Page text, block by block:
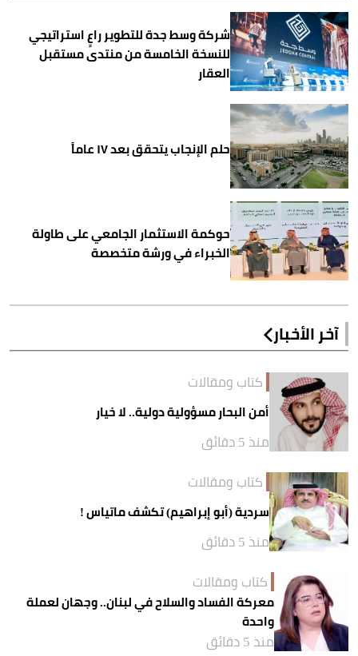
شركة وسط جدة للتطوير راعٍ استراتيجي
للنسخة الخامسة من منتدى مستقبل
العقار
حلم الإنجاب يتحقق بعد ١٧ عاماً
حوكمة الاستثمار الجامعي على طاولة
الخبراء في ورشة متخصصة
آخر الأخبار
كتاب ومقالات
أمن البحار مسؤولية دولية.. لا خيار
منذ 5 دقائق
كتاب ومقالات
سردية (أبو إبراهيم) تكشف ماتياس !
منذ 5 دقائق
كتاب ومقالات
معركة الفساد والسلاح في لبنان.. وجهان لعملة
واحدة
منذ 5 دقائق